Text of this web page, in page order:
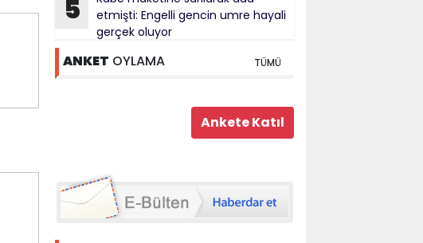
5
etmişti: Engelli gencin umre hayali
gerçek oluyor
ANKET OYLAMA TÜMÜ